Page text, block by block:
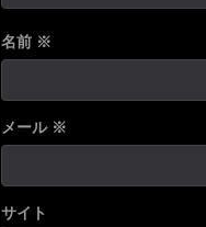
名前 ※
メール ※
サイト